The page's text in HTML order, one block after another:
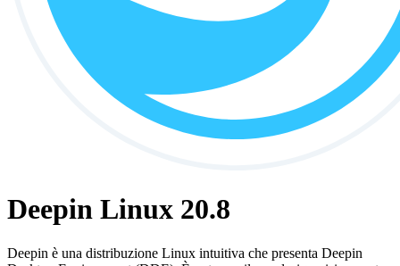
Deepin Linux 20.8
Deepin è una distribuzione Linux intuitiva che presenta Deepin